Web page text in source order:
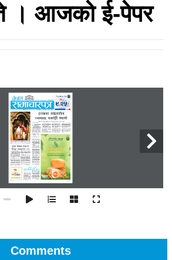
। आजको ई-पेपर
Comments